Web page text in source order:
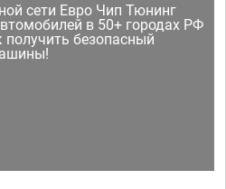
сети Евро Чип Тюнинг
в 50+ городах РФ
безопасный